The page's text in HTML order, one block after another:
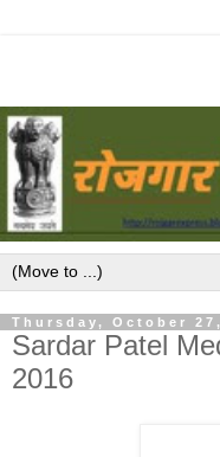
Thursday, October
Sardar Patel
2016